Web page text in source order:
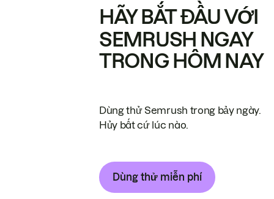
HÃY BẮT ĐẦU VỚI
SEMRUSH NGAY
TRONG HÔM NAY
Dùng thử Semrush trong bảy ngày.
Hủy bất cứ lúc nào.
Dùng thử miễn phí